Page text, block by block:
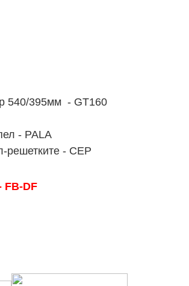
540/395мм - GT160
TG
пепел - PALA
решетките - CEP
FB-DF